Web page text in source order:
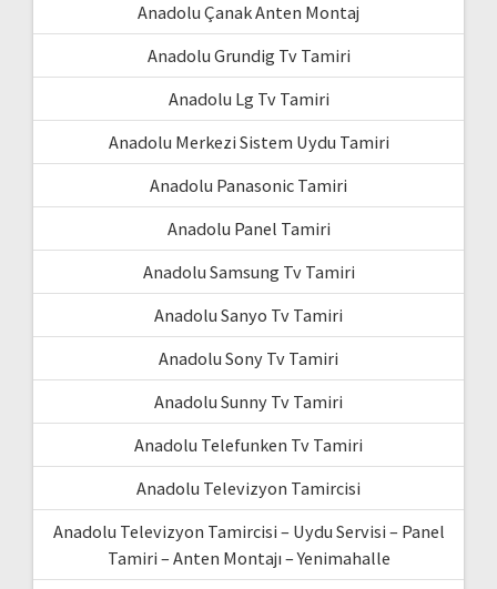
Anadolu Çanak Anten Montaj
Anadolu Grundig Tv Tamiri
Anadolu Lg Tv Tamiri
Anadolu Merkezi Sistem Uydu Tamiri
Anadolu Panasonic Tamiri
Anadolu Panel Tamiri
Anadolu Samsung Tv Tamiri
Anadolu Sanyo Tv Tamiri
Anadolu Sony Tv Tamiri
Anadolu Sunny Tv Tamiri
Anadolu Telefunken Tv Tamiri
Anadolu Televizyon Tamircisi
Anadolu Televizyon Tamircisi – Uydu Servisi – Panel
Tamiri – Anten Montajı – Yenimahalle